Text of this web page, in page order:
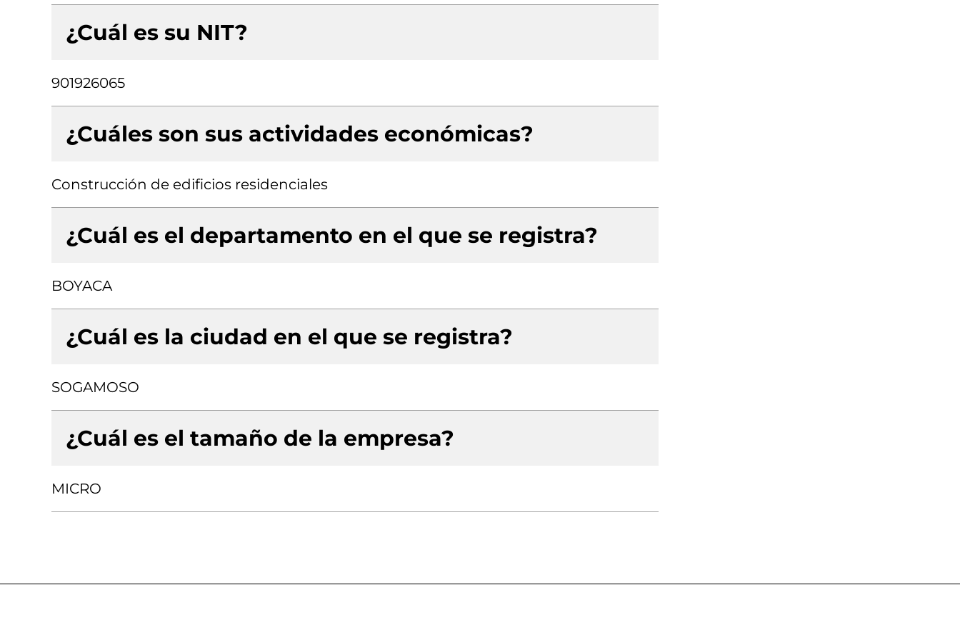
¿Cuál es su NIT?
901926065
¿Cuáles son sus actividades económicas?
Construcción de edificios residenciales
¿Cuál es el departamento en el que se registra?
BOYACA
¿Cuál es la ciudad en el que se registra?
SOGAMOSO
¿Cuál es el tamaño de la empresa?
MICRO